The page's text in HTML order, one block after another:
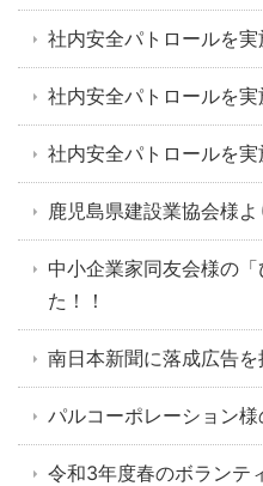
社内安全パトロールを
社内安全パトロールを
社内安全パトロールを
鹿児島県建設業協会様
中小企業家同友会様の
た！！
南日本新聞に落成広告を
パルコーポレーション
令和3年度春のボランテ